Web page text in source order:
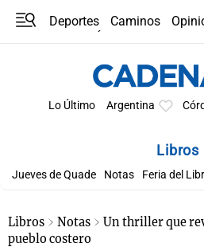
Deportes Caminos
Lo Último Argentina
Libros
Jueves de Quade Notas Feria del
Libros Notas
Un thriller que
pueblo costero